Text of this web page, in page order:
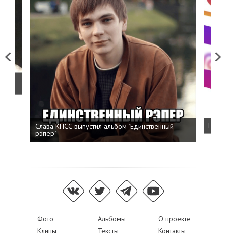
Previous
Слава КПСС выпустил альбом "Единственный
рэпер"
Next
Фото Альбомы
О проекте
Клипы
Тексты Контакты